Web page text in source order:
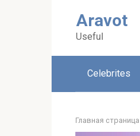
Aravot
Useful
Celebrites
Главная страница